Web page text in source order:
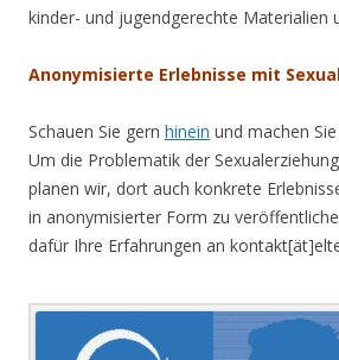
kinder- und jugendgerechte Materialien
Anonymisierte Erlebnisse mit
Schauen Sie gern hinein und machen
Um die Problematik der
planen wir, dort auch konkrete
in anonymisierter Form zu
dafür Ihre Erfahrungen an